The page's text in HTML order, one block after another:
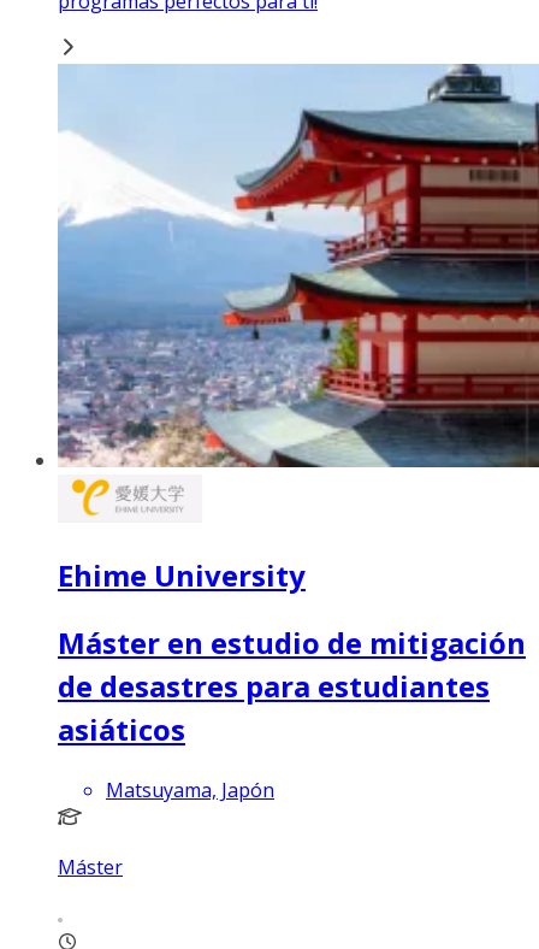
Ehime University
Máster en estudio de mitigación
de desastres para estudiantes
asiáticos
Matsuyama, Japón
Máster